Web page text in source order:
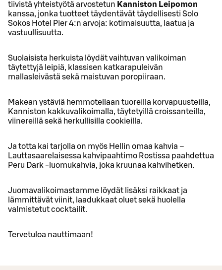
tiivistä yhteistyötä arvostetun Kanniston Leipomon
kanssa, jonka tuotteet täydentävät täydellisesti Solo
Sokos Hotel Pier 4:n arvoja: kotimaisuutta, laatua ja
vastuullisuutta.
Suolaisista herkuista löydät vaihtuvan valikoiman
täytettyjä leipiä, klassisen katkarapuleivän
mallasleivästä sekä maistuvan poropiiraan.
Makean ystäviä hemmotellaan tuoreilla korvapuusteilla,
Kanniston kakkuvalikoimalla, täytetyillä croissanteilla,
viinereillä sekä herkullisilla cookieilla.
Ja totta kai tarjolla on myös Hellin omaa kahvia –
Lauttasaarelaisessa kahvipaahtimo Rostissa paahdettua
Peru Dark -luomukahvia, joka kruunaa kahvihetken.
Juomavalikoimastamme löydät lisäksi raikkaat ja
lämmittävät viinit, laadukkaat oluet sekä huolella
valmistetut cocktailit.
Tervetuloa nauttimaan!